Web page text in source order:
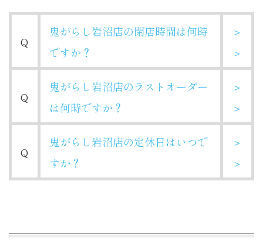
Q
鬼がらし岩沼店の閉店時間は何時
ですか？
＞
＞
Q
鬼がらし岩沼店のラストオーダー
は何時ですか？
＞
＞
Q
鬼がらし岩沼店の定休日はいつで
すか？
＞
＞